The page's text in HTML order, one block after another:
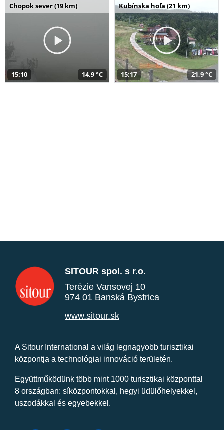
Chopok sever (19 km)
15:10 14,9 °C
Kubínska hoľa (21 km)
15:17 21,9 °C
SITOUR spol. s r.o.
Terézie Vansovej 10
974 01 Banská Bystrica
www.sitour.sk
A Sitour International a világ legnagyobb turisztikai
központja a technológiai innováció területén.
Együttműködünk több mint 1000 turisztikai központtal
8 országban: síközpontokkal, hegyi üdülőhelyekkel,
uszodákkal és egyebekkel.